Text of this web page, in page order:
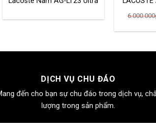
6.000.000
DỊCH VỤ CHU ĐÁO
đến cho bạn sự chu đáo trong dịch vụ,
lượng trong sản phẩm.